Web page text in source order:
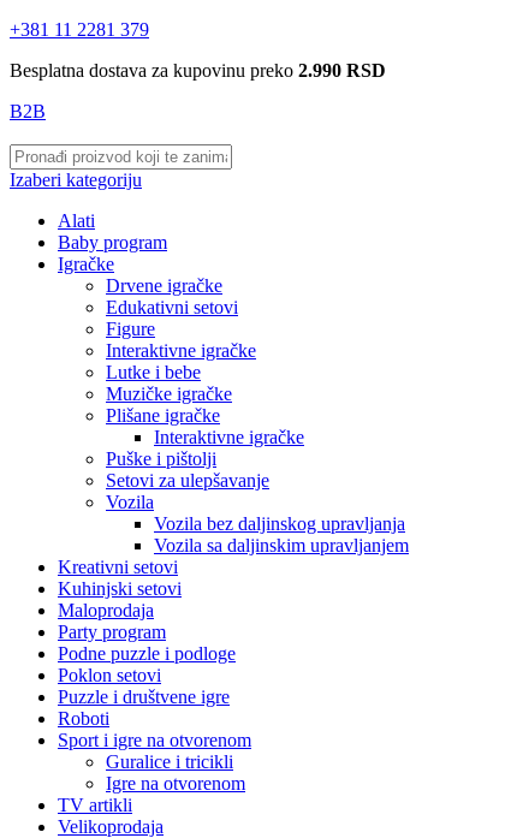
+381 11 2281 379
Besplatna dostava za kupovinu preko 2.990 RSD
B2B
Izaberi kategoriju
Alati
Baby program
Igračke
Drvene igračke
Edukativni setovi
Figure
Interaktivne igračke
Lutke i bebe
Muzičke igračke
Plišane igračke
Interaktivne igračke
Puške i pištolji
Setovi za ulepšavanje
Vozila
Vozila bez daljinskog upravljanja
Vozila sa daljinskim upravljanjem
Kreativni setovi
Kuhinjski setovi
Maloprodaja
Party program
Podne puzzle i podloge
Poklon setovi
Puzzle i društvene igre
Roboti
Sport i igre na otvorenom
Guralice i tricikli
Igre na otvorenom
TV artikli
Velikoprodaja